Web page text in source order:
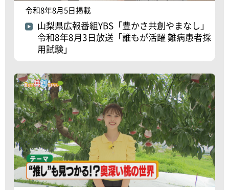
令和8年8月5日掲載
山梨県広報番組YBS「豊かさ共創やまなし」
令和8年8月3日放送「誰もが活躍 難病患者採
用試験」